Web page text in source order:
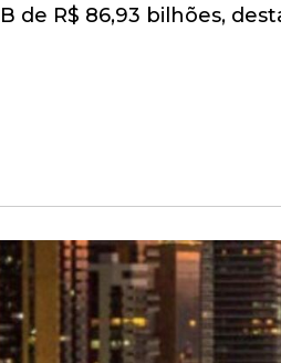
de R$ 86,93 bilhões,